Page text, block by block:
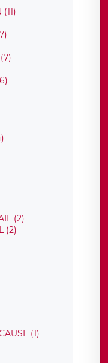
(2)
(2)
(1)